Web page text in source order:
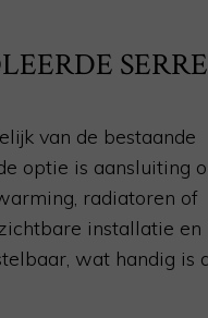
van de bestaande
optie is aansluiting
radiatoren of
installatie en
wat handig is